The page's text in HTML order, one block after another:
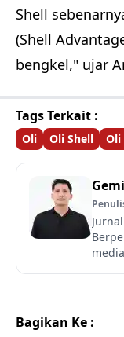
Shell
(Shell
bengkel," ujar
Tags Terkait :
Oli Oli Shell Oli
Bagikan Ke :